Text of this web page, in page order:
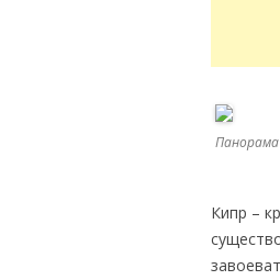
Панорама
Кипр –